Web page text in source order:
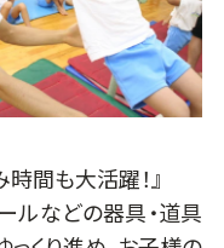
間も大活躍！』
ルなどの器具・道具